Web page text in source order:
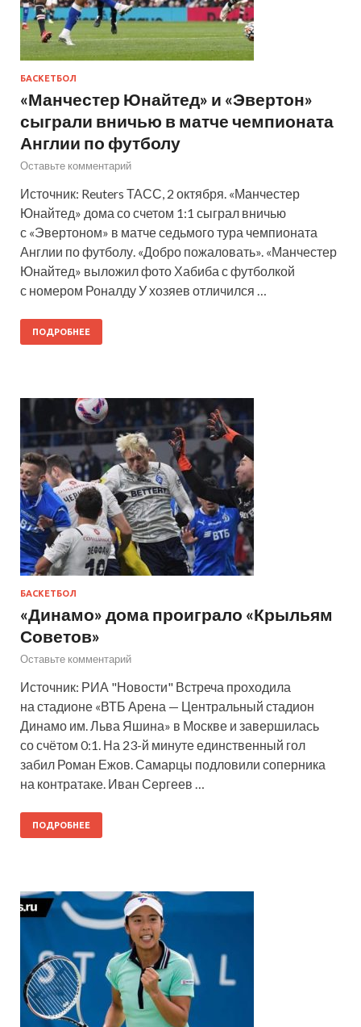
БАСКЕТБОЛ
«Манчестер Юнайтед» и «Эвертон»
сыграли вничью в матче чемпионата
Англии по футболу
Оставьте комментарий
Источник: Reuters ТАСС, 2 октября. «Манчестер
Юнайтед» дома со счетом 1:1 сыграл вничью
с «Эвертоном» в матче седьмого тура чемпионата
Англии по футболу. «Добро пожаловать». «Манчестер
Юнайтед» выложил фото Хабиба с футболкой
с номером Роналду У хозяев отличился …
ПОДРОБНЕЕ
БАСКЕТБОЛ
«Динамо» дома проиграло «Крыльям
Советов»
Оставьте комментарий
Источник: РИА "Новости" Встреча проходила
на стадионе «ВТБ Арена — Центральный стадион
Динамо им. Льва Яшина» в Москве и завершилась
со счётом 0:1. На 23-й минуте единственный гол
забил Роман Ежов. Самарцы подловили соперника
на контратаке. Иван Сергеев …
ПОДРОБНЕЕ